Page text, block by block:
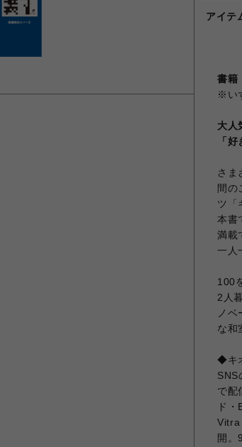
アイテ
書籍
※い
大人
「
さま
間の
ツ「
本書
満載
一人
100
2人
ノ
な和
◆キ
SNS
で配
ド
Vitra
開。